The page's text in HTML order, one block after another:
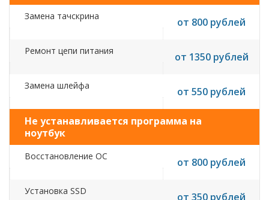
Замена тачскрина от 800 рублей
Ремонт цепи питания от 1350 рублей
Замена шлейфа от 550 рублей
Не устанавливается программа на
ноутбук
Восстановление ОС от 800 рублей
Установка SSD от 350 рублей